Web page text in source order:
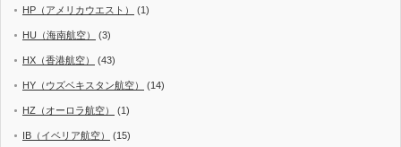
HP（アメリカウエスト） (1)
HU（海南航空） (3)
HX（香港航空） (43)
HY（ウズベキスタン航空） (14)
HZ（オーロラ航空） (1)
IB（イベリア航空） (15)